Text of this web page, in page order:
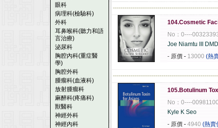
眼科
病理科(檢驗科)
外科
耳鼻喉科(聽力和語
言治療)
泌尿科
胸腔內科(重症醫
學)
胸腔外科
腫瘤科(血液科)
放射腫瘤科
麻醉科(疼痛科)
獸醫科
神經外科
神經內科
104.Cosmetic
No：0----
Joe Niamtu III
- 原價 - 13000 (熱
105.Botulinum
No：0----
Kyle K Seo
- 原價 - 4940 (熱賣